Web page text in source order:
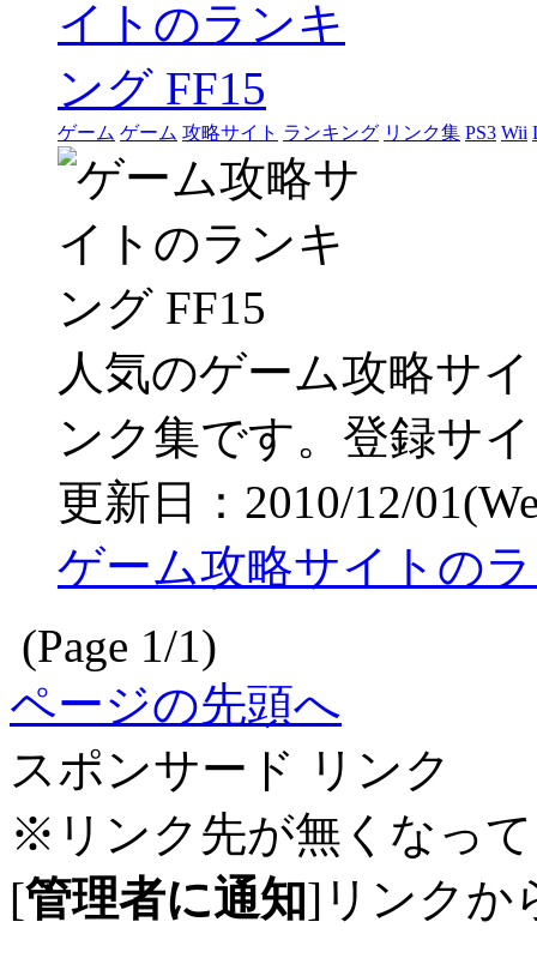
ゲーム ゲーム 攻略サイト ランキング リンク集 PS3 Wii
人気のゲーム攻略サ
ンク集です。登録サ
更新日：2010/12/
ゲーム攻略サイトの
(Page 1/1)
ページの先頭へ
スポンサード リンク
※リンク先が無くなっ
[管理者に通知]リンクか